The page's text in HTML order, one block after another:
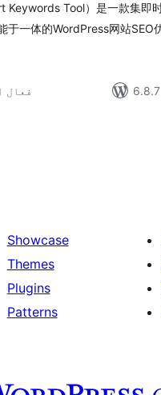
Keywords Tool）是一款集即
于一体的WordPress网站SEO
600+
Showcase
Themes
Plugins
Patterns